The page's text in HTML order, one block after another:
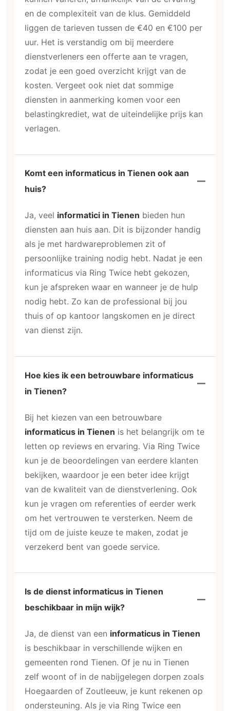
en de complexiteit van de klus. Gemiddeld
liggen de tarieven tussen de €40 en €100 per
uur. Het is verstandig om bij meerdere
dienstverleners een offerte aan te vragen,
zodat je een goed overzicht krijgt van de
kosten. Vergeet ook niet dat sommige
diensten in aanmerking komen voor een
belastingkrediet, wat de uiteindelijke prijs kan
verlagen.
Komt een informaticus in Tienen ook aan
huis?
Ja, veel informatici in Tienen bieden hun
diensten aan huis aan. Dit is bijzonder handig
als je met hardwareproblemen zit of
persoonlijke training nodig hebt. Nadat je een
informaticus via Ring Twice hebt gekozen,
kun je afspreken waar en wanneer je de hulp
nodig hebt. Zo kan de professional bij jou
thuis of op kantoor langskomen en je direct
van dienst zijn.
Hoe kies ik een betrouwbare informaticus
in Tienen?
Bij het kiezen van een betrouwbare
informaticus in Tienen is het belangrijk om te
letten op reviews en ervaring. Via Ring Twice
kun je de beoordelingen van eerdere klanten
bekijken, waardoor je een beter idee krijgt
van de kwaliteit van de dienstverlening. Ook
kun je vragen om referenties of eerder werk
om het vertrouwen te versterken. Neem de
tijd om de juiste keuze te maken, zodat je
verzekerd bent van goede service.
Is de dienst informaticus in Tienen
beschikbaar in mijn wijk?
Ja, de dienst van een informaticus in Tienen
is beschikbaar in verschillende wijken en
gemeenten rond Tienen. Of je nu in Tienen
zelf woont of in de nabijgelegen dorpen zoals
Hoegaarden of Zoutleeuw, je kunt rekenen op
ondersteuning. Als je via Ring Twice een